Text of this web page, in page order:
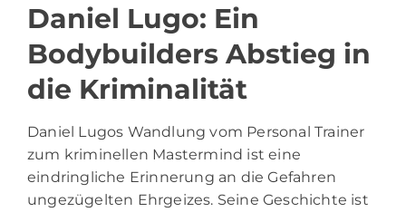
Daniel Lugo: Ein
Bodybuilders Abstieg in
die Kriminalität
Daniel Lugos Wandlung vom Personal Trainer
zum kriminellen Mastermind ist eine
eindringliche Erinnerung an die Gefahren
ungezügelten Ehrgeizes. Seine Geschichte ist